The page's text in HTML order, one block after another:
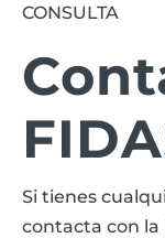
CONSULTA
Si tienes
contacta con la